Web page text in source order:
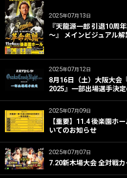
2025年07月 13 日
『天龍源一郎 引退10周
～』 メインビジュアル
2025年07月 12 日
8月16日（土）大阪大会
2025』一部出場選手決
2025年07月09日
【重要】11.4 後楽園ホ
いてのお知らせ
2025年07月07日
7.20新木場大会 全対戦